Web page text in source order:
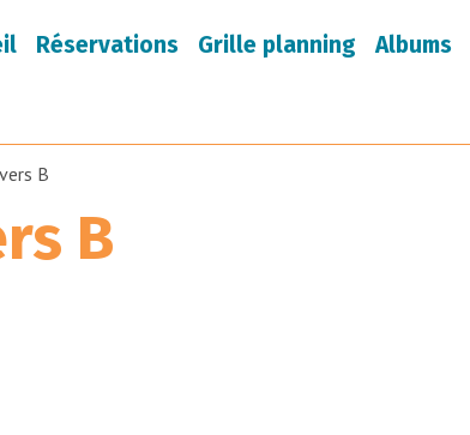
Réservations Grille planning Albums
B
B